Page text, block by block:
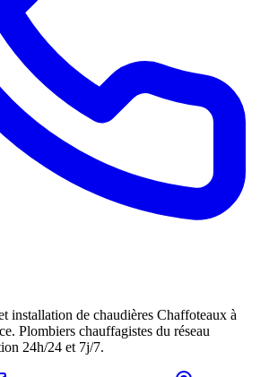
installation de chaudières Chaffoteaux à
Plombiers chauffagistes du réseau
24h/24 et 7j/7.